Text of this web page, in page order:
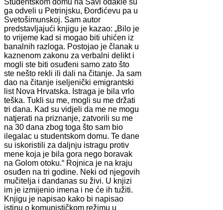
ga odveli u Petrinjsku, Đorđićevu pa u
Svetošimunskoj. Sam autor
predstavljajući knjigu je kazao: „Bilo je
to vrijeme kad si mogao biti uhićen iz
banalnih razloga. Postojao je članak u
kaznenom zakonu za verbalni delikt i
mogli ste biti osuđeni samo zato što
ste nešto rekli ili dali na čitanje. Ja sam
dao na čitanje iseljenički emigrantski
list Nova Hrvatska. Istraga je bila vrlo
teška. Tukli su me, mogli su me držati
tri dana. Kad su vidjeli da me ne mogu
natjerati na priznanje, zatvorili su me
na 30 dana zbog toga što sam bio
ilegalac u studentskom domu. Te dane
su iskoristili za daljnju istragu protiv
mene koja je bila gora nego boravak
na Golom otoku.“ Rojnica je na kraju
osuđen na tri godine. Neki od njegovih
mučitelja i dandanas su živi. U knjizi
im je izmijenio imena i ne će ih tužiti.
Knjigu je napisao kako bi napisao
istinu o komunističkom režimu u